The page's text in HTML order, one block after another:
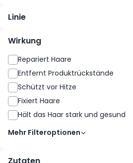
Linie
Wirkung
Repariert Haare
Entfernt Produktrückstände
Schützt vor Hitze
Fixiert Haare
Hält das Haar stark und gesund
Mehr Filteroptionen